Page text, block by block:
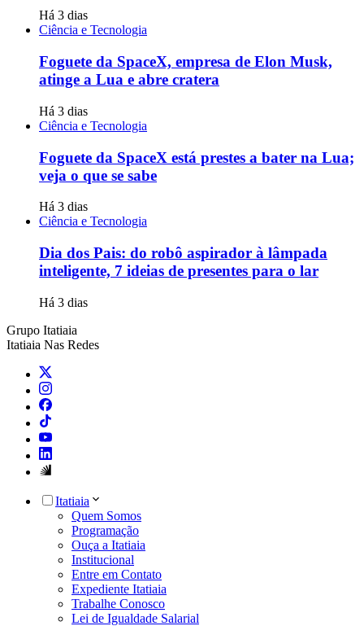
Há 3 dias
Ciência e Tecnologia
Foguete da SpaceX, empresa de Elon Musk,
atinge a Lua e abre cratera
Há 3 dias
Ciência e Tecnologia
Foguete da SpaceX está prestes a bater na Lua;
veja o que se sabe
Há 3 dias
Ciência e Tecnologia
Dia dos Pais: do robô aspirador à lâmpada
inteligente, 7 ideias de presentes para o lar
Há 3 dias
Grupo Itatiaia
Itatiaia Nas Redes
Itatiaia
Quem Somos
Programação
Ouça a Itatiaia
Institucional
Entre em Contato
Expediente Itatiaia
Trabalhe Conosco
Lei de Igualdade Salarial